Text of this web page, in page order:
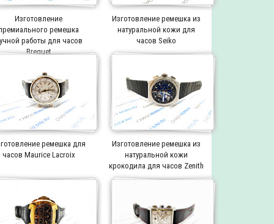
Изготовление
ремешка
работы для часов
Breguet
Изготовление ремешка из
натуральной кожи для
часов Seiko
ремешка для
часов Maurice Lacroix
Изготовление ремешка из
натуральной кожи
крокодила для часов Zenith